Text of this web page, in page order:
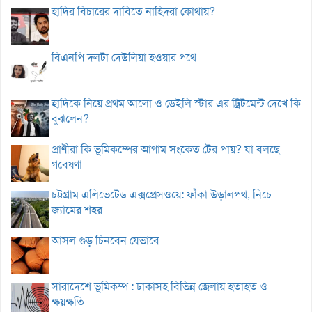
হাদির বিচারের দাবিতে নাহিদরা কোথায়?
বিএনপি দলটা দেউলিয়া হওয়ার পথে
হাদিকে নিয়ে প্রথম আলো ও ডেইলি স্টার এর ট্রিটমেন্ট দেখে কি
বুঝলেন?
প্রাণীরা কি ভূমিকম্পের আগাম সংকেত টের পায়? যা বলছে
গবেষণা
চট্টগ্রাম এলিভেটেড এক্সপ্রেসওয়ে: ফাঁকা উড়ালপথ, নিচে
জ্যামের শহর
আসল গুড় চিনবেন যেভাবে
সারাদেশে ভূমিকম্প : ঢাকাসহ বিভিন্ন জেলায় হতাহত ও
ক্ষয়ক্ষতি